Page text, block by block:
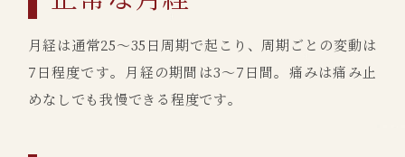
月経は通常25～35日周期で起こり、周期ごとの変動は
7日程度です。月経の期間は3～7日間。痛みは痛み止
めなしでも我慢できる程度です。